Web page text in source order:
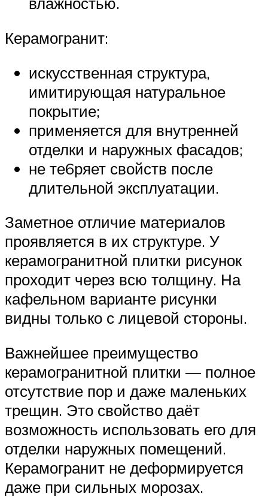
Керамогранит:
искусственная структура,
имитирующая натуральное
покрытие;
применяется для внутренней
отделки и наружных фасадов;
не те6ряет свойств после
длительной эксплуатации.
Заметное отличие материалов
проявляется в их структуре. У
керамогранитной плитки рисунок
проходит через всю толщину. На
кафельном варианте рисунки
видны только с лицевой стороны.
Важнейшее преимущество
керамогранитной плитки — полное
отсутствие пор и даже маленьких
трещин. Это свойство даёт
возможность использовать его для
отделки наружных помещений.
Керамогранит не деформируется
даже при сильных морозах.